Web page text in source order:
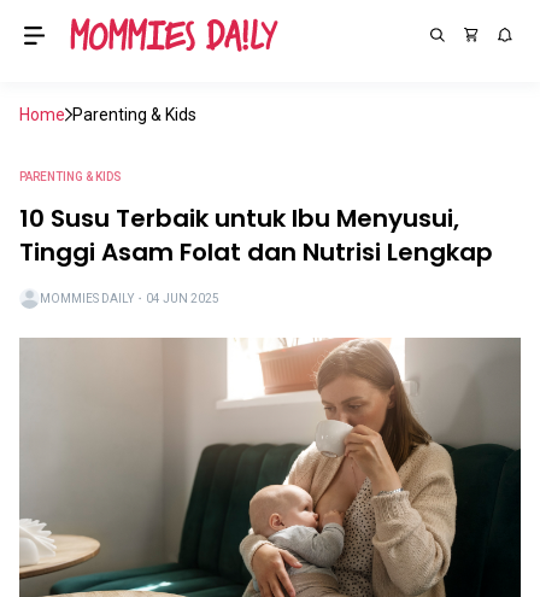
Home Parenting & Kids
PARENTING & KIDS
10 Susu Terbaik untuk Ibu Menyusui,
Tinggi Asam Folat dan Nutrisi Lengkap
MOMMIES DAILY ・ 04 JUN 2025